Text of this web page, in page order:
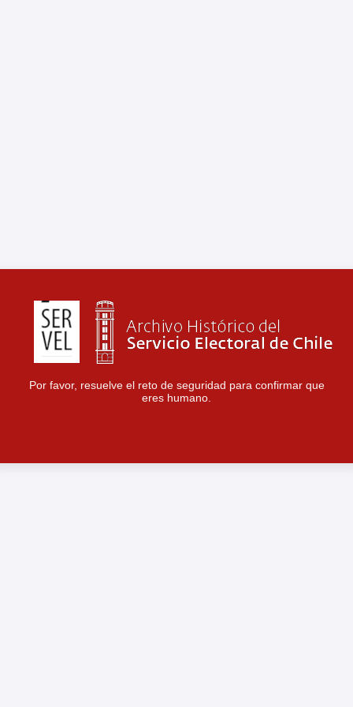
Por favor, resuelve el reto de seguridad para confirmar que
eres humano.